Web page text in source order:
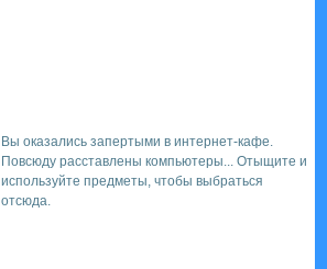
Вы оказались запертыми в интернет-кафе.
Повсюду расставлены компьютеры... Отыщите и
используйте предметы, чтобы выбраться
отсюда.